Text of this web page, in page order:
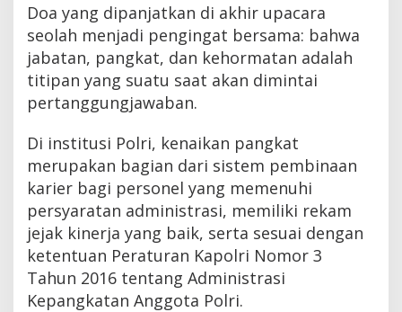
Doa yang dipanjatkan di akhir upacara
seolah menjadi pengingat bersama: bahwa
jabatan, pangkat, dan kehormatan adalah
titipan yang suatu saat akan dimintai
pertanggungjawaban.
Di institusi Polri, kenaikan pangkat
merupakan bagian dari sistem pembinaan
karier bagi personel yang memenuhi
persyaratan administrasi, memiliki rekam
jejak kinerja yang baik, serta sesuai dengan
ketentuan Peraturan Kapolri Nomor 3
Tahun 2016 tentang Administrasi
Kepangkatan Anggota Polri.